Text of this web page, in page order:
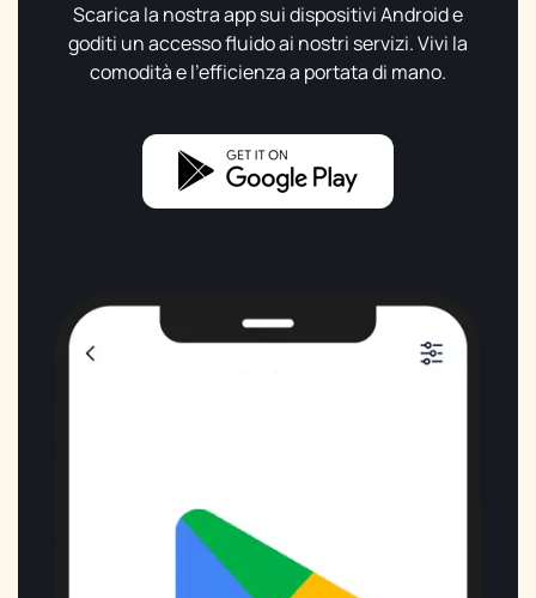
Scarica la nostra app sui dispositivi Android e
goditi un accesso fluido ai nostri servizi. Vivi la
comodità e l’efficienza a portata di mano.